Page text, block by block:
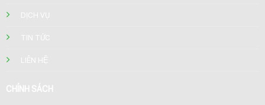
DỊCH VỤ
TIN TỨC
LIÊN HỆ
CHÍNH SÁCH